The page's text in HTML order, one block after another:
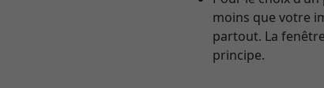
moins que votre
partout. La
principe.